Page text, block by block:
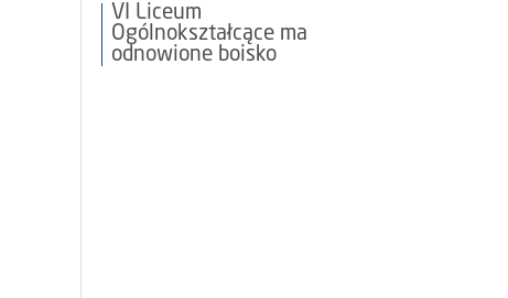
VI Liceum
Ogólnokształcące ma
odnowione boisko